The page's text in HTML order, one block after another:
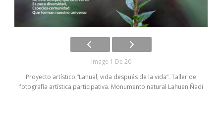
Image 1 De 20
Proyecto artístico “Lahual, vida después de la vida”. Taller de
fotografía artística participativa. Monumento natural Lahuen Ñadi